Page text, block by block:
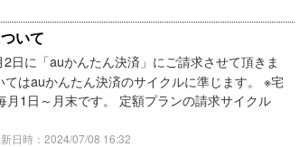
いて
2日に「auかんたん決済」にご請求させて頂きま
はauかんたん決済のサイクルに準じます。 ※宅
1日～月末です。 定額プランの請求サイクル
日時：2024/07/08 16:32